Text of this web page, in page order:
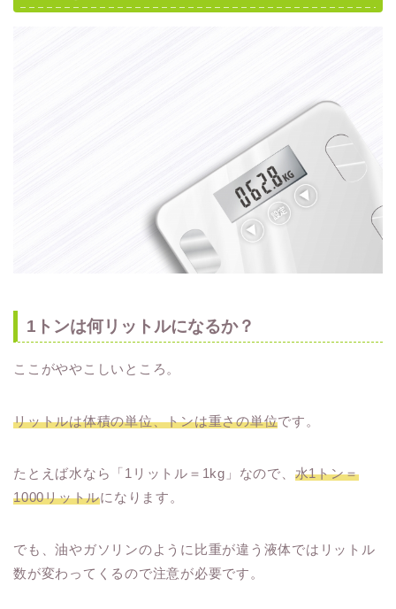
1トンは何リットルになるか？
ここがややこしいところ。
リットルは体積の単位、トンは重さの単位です。
たとえば水なら「1リットル＝1kg」なので、 水1トン＝
1000リットルになります。
でも、油やガソリンのように比重が違う液体ではリットル
数が変わってくるので注意が必要です。